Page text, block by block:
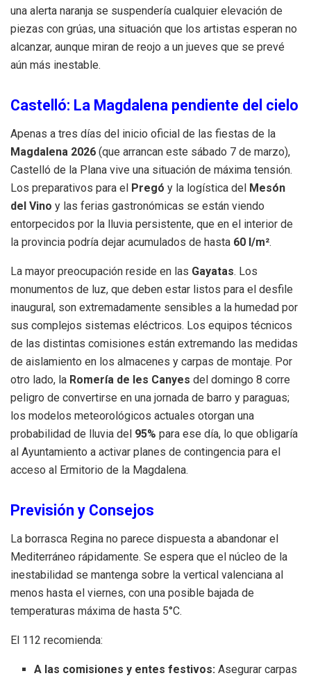
una alerta naranja se suspendería cualquier elevación de
piezas con grúas, una situación que los artistas esperan no
alcanzar, aunque miran de reojo a un jueves que se prevé
aún más inestable.
Castelló: La Magdalena pendiente del cielo
Apenas a tres días del inicio oficial de las fiestas de la
Magdalena 2026 (que arrancan este sábado 7 de marzo),
Castelló de la Plana vive una situación de máxima tensión.
Los preparativos para el Pregó y la logística del Mesón
del Vino y las ferias gastronómicas se están viendo
entorpecidos por la lluvia persistente, que en el interior de
la provincia podría dejar acumulados de hasta 60 l/m².
La mayor preocupación reside en las Gayatas. Los
monumentos de luz, que deben estar listos para el desfile
inaugural, son extremadamente sensibles a la humedad por
sus complejos sistemas eléctricos. Los equipos técnicos
de las distintas comisiones están extremando las medidas
de aislamiento en los almacenes y carpas de montaje. Por
otro lado, la Romería de les Canyes del domingo 8 corre
peligro de convertirse en una jornada de barro y paraguas;
los modelos meteorológicos actuales otorgan una
probabilidad de lluvia del 95% para ese día, lo que obligaría
al Ayuntamiento a activar planes de contingencia para el
acceso al Ermitorio de la Magdalena.
Previsión y Consejos
La borrasca Regina no parece dispuesta a abandonar el
Mediterráneo rápidamente. Se espera que el núcleo de la
inestabilidad se mantenga sobre la vertical valenciana al
menos hasta el viernes, con una posible bajada de
temperaturas máxima de hasta 5°C.
El 112 recomienda:
A las comisiones y entes festivos: Asegurar carpas